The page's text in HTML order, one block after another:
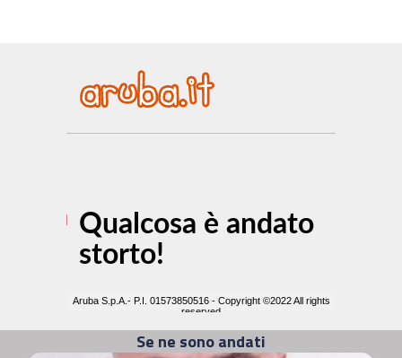
Se ne sono andati